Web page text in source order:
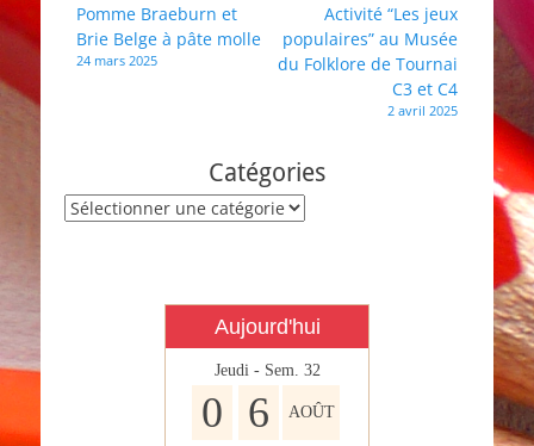
Navigation
de
Pomme Braeburn et
Brie Belge à pâte molle
24 mars 2025
Activité “Les jeux
populaires” au Musée
du Folklore de Tournai
C3 et C4
2 avril 2025
Catégories
Catégories
Aujourd'hui
Jeudi - Sem. 32
0 6 AOÛT